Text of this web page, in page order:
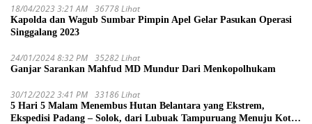
18/04/2023 3:21 AM 36778 Lihat
Kapolda dan Wagub Sumbar Pimpin Apel Gelar Pasukan Operasi
Singgalang 2023
24/01/2024 8:32 PM 35282 Lihat
Ganjar Sarankan Mahfud MD Mundur Dari Menkopolhukam
30/12/2022 3:41 PM 33186 Lihat
5 Hari 5 Malam Menembus Hutan Belantara yang Ekstrem,
Ekspedisi Padang – Solok, dari Lubuak Tampuruang Menuju Koto